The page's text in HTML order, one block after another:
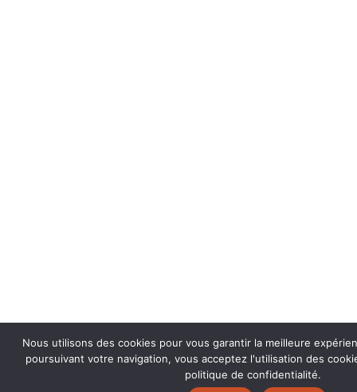
Nous utilisons des cookies pour vous garantir la meilleure
poursuivant votre navigation, vous acceptez l'utilisation des
politique de confidentialité.